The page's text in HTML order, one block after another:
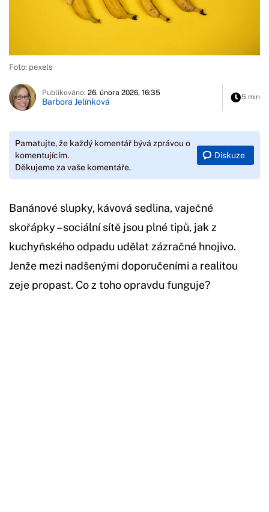
Foto: pexels
Publikováno: 26. února 2026, 16:35
Barbora Jelínková 5 min
Pamatujte, že každý komentář bývá zprávou o
komentujícím.
Děkujeme za vaše komentáře.
Diskuze
Banánové slupky, kávová sedlina, vaječné
skořápky – sociální sítě jsou plné tipů, jak z
kuchyňského odpadu udělat zázračné hnojivo.
Jenže mezi nadšenými doporučeními a realitou
zeje propast. Co z toho opravdu funguje?